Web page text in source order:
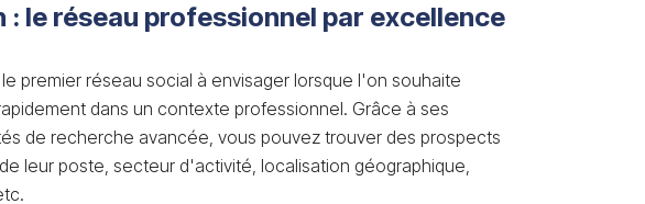
: le réseau professionnel par excellence
premier réseau social à envisager lorsque l'on souhaite
dans un contexte professionnel. Grâce à ses
de recherche avancée, vous pouvez trouver des prospects
leur poste, secteur d'activité, localisation géographique,